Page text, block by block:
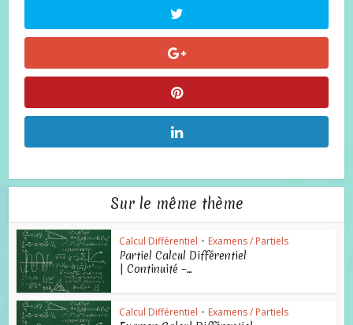
Sur le même thème
Calcul Différentiel • Examens / Partiels
Partiel Calcul Différentiel
| Continuité –...
Calcul Différentiel • Examens / Partiels